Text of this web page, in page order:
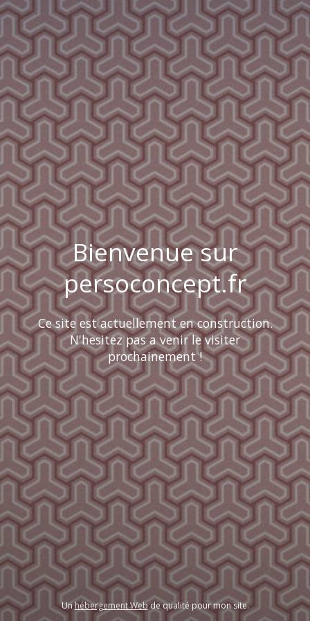
Bienvenue sur
persoconcept.fr
Ce site est actuellement en construction.
N'hesitez pas a venir le visiter
prochainement !
Unhébergement Webde qualité pour mon site.